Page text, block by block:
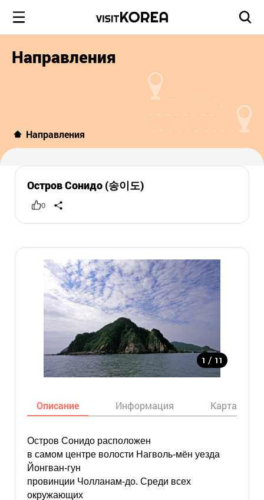
Направления
Направления
Остров Сонидо (송이도)
0
1 / 11
Описание Информация Карта
Остров Сонидо расположен
в самом центре волости Нагволь-мён уезда
Йонгван-гун
провинции Чолланам-до. Среди всех
окружающих